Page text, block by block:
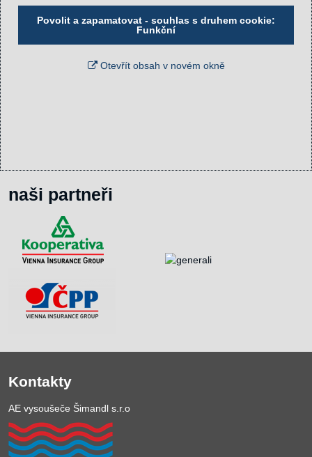
Povolit a zapamatovat - souhlas s druhem cookie:
Funkční
Otevřít obsah v novém okně
naši partneři
Kontakty
AE vysoušeče Šimandl s.r.o